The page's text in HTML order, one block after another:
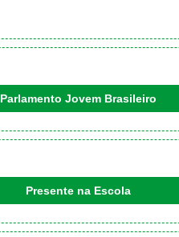
Parlamento Jovem Brasileiro
Presente na Escola